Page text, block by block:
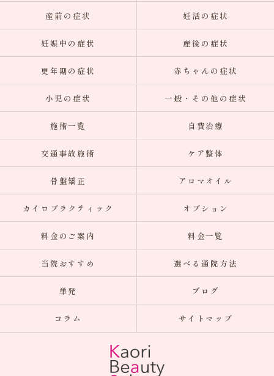
産前の症状 妊活の症状
妊娠中の症状 産後の症状
更年期の症状 赤ちゃんの症状
小児の症状 一般・その他の症状
施術一覧 自費治療
交通事故施術 ケア整体
骨盤矯正 アロマオイル
カイロプラクティック オプション
料金のご案内 料金一覧
当院おすすめ 選べる通院方法
単発 ブログ
コラム サイトマップ